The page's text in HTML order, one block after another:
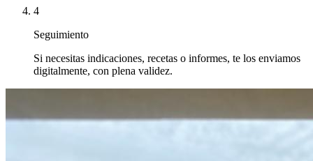
4
Seguimiento
Si necesitas indicaciones, recetas o informes, te los enviamos
digitalmente, con plena validez.